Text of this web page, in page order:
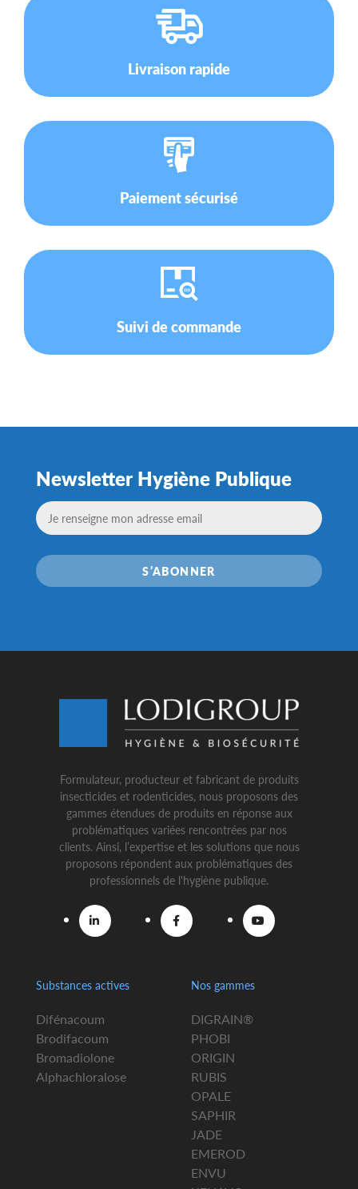
Livraison rapide
Paiement sécurisé
Suivi de commande
Newsletter Hygiène Publique
S’ABONNER
Formulateur, producteur et fabricant de produits
insecticides et rodenticides, nous proposons des
gammes étendues de produits en réponse aux
problématiques variées rencontrées par nos
clients. Ainsi, l’expertise et les solutions que nous
proposons répondent aux problématiques des
professionnels de l'hygiène publique.
Substances actives
Difénacoum
Brodifacoum
Bromadiolone
Alphachloralose
Nos gammes
DIGRAIN®
PHOBI
ORIGIN
RUBIS
OPALE
SAPHIR
JADE
EMEROD
ENVU